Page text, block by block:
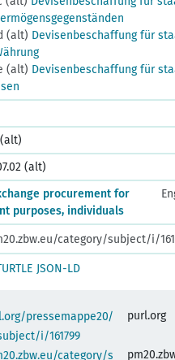
(alt) Devisenbeschaffung für
(alt) Devisenbeschaffung für
(alt)
(alt)
procurement for
purposes, individuals
category/subject/i/
JSON-LD
pressemappe20/
i/161799
purl.org
category/s